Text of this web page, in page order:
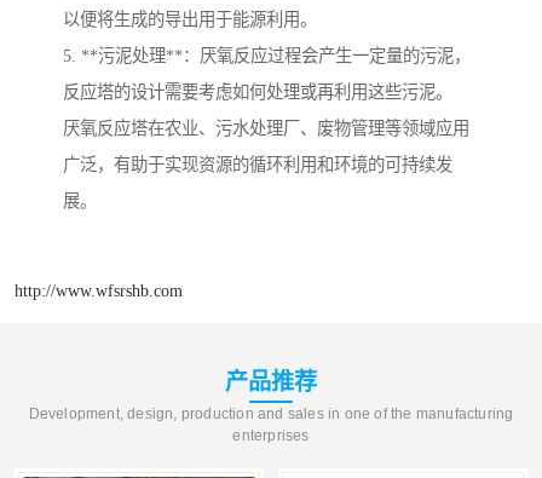
以便将生成的导出用于能源利用。
5. **污泥处理**：厌氧反应过程会产生一定量的污泥，
反应塔的设计需要考虑如何处理或再利用这些污泥。
厌氧反应塔在农业、污水处理厂、废物管理等领域应用
广泛，有助于实现资源的循环利用和环境的可持续发
展。
http://www.wfsrshb.com
产品推荐
Development, design, production and sales in one of the manufacturing
enterprises